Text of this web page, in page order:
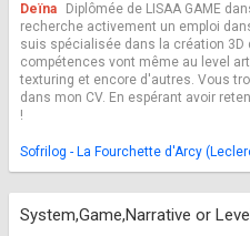
Deïna
Diplômée de LISAA GAME
recherche activement un emploi
suis spécialisée dans la création 3D
compétences vont même au level
texturing et encore d'autres. Vous
dans mon CV. En espérant avoir
!
Sofrilog - La Fourchette d'Arcy
System,Game,Narrative or